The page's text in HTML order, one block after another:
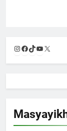
Instagram
Facebook
TikTok
YouTube